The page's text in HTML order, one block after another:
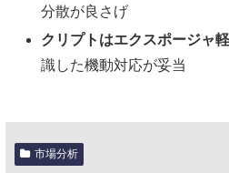
分散が良さげ
クリプトはエクスポージャ
識した機動対応が妥当
市場分析